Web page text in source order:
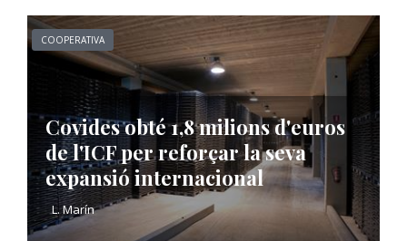
COOPERATIVA
Covides obté 1,8 milions d'euros
de l'ICF per reforçar la seva
expansió internacional
L. Marín